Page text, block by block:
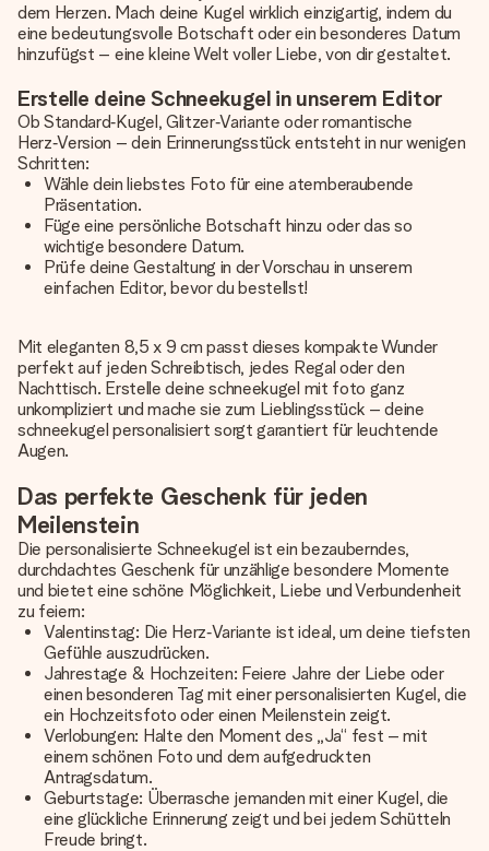
dem Herzen. Mach deine Kugel wirklich einzigartig, indem du
eine bedeutungsvolle Botschaft oder ein besonderes Datum
hinzufügst – eine kleine Welt voller Liebe, von dir gestaltet.
Erstelle deine Schneekugel in unserem Editor
Ob Standard‑Kugel, Glitzer‑Variante oder romantische
Herz‑Version – dein Erinnerungsstück entsteht in nur wenigen
Schritten:
Wähle dein liebstes Foto für eine atemberaubende
Präsentation.
Füge eine persönliche Botschaft hinzu oder das so
wichtige besondere Datum.
Prüfe deine Gestaltung in der Vorschau in unserem
einfachen Editor, bevor du bestellst!
Mit eleganten 8,5 x 9 cm passt dieses kompakte Wunder
perfekt auf jeden Schreibtisch, jedes Regal oder den
Nachttisch. Erstelle deine schneekugel mit foto ganz
unkompliziert und mache sie zum Lieblingsstück – deine
schneekugel personalisiert sorgt garantiert für leuchtende
Augen.
Das perfekte Geschenk für jeden
Meilenstein
Die personalisierte Schneekugel ist ein bezauberndes,
durchdachtes Geschenk für unzählige besondere Momente
und bietet eine schöne Möglichkeit, Liebe und Verbundenheit
zu feiern:
Valentinstag: Die Herz‑Variante ist ideal, um deine tiefsten
Gefühle auszudrücken.
Jahrestage & Hochzeiten: Feiere Jahre der Liebe oder
einen besonderen Tag mit einer personalisierten Kugel, die
ein Hochzeitsfoto oder einen Meilenstein zeigt.
Verlobungen: Halte den Moment des „Ja“ fest – mit
einem schönen Foto und dem aufgedruckten
Antragsdatum.
Geburtstage: Überrasche jemanden mit einer Kugel, die
eine glückliche Erinnerung zeigt und bei jedem Schütteln
Freude bringt.